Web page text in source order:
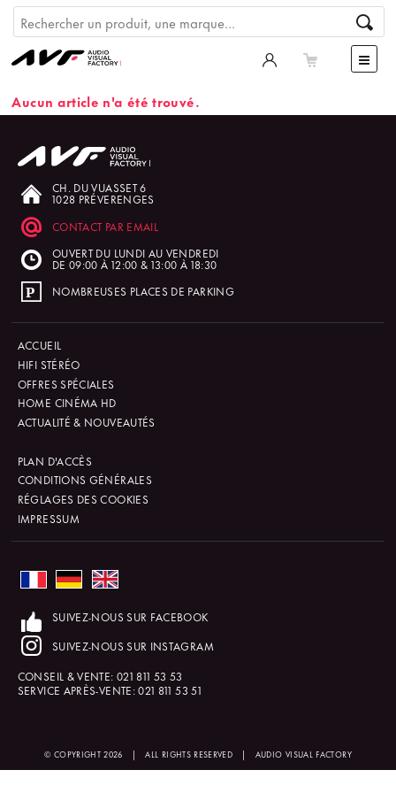
Aucun article n'a été trouvé.
CH. DU VUASSET 6
1028 PRÉVERENGES
CONTACT PAR EMAIL
OUVERT DU LUNDI AU VENDREDI
DE 09:00 À 12:00 & 13:00 À 18:30
NOMBREUSES PLACES DE PARKING
ACCUEIL
HIFI STÉRÉO
OFFRES SPÉCIALES
HOME CINÉMA HD
ACTUALITÉ & NOUVEAUTÉS
PLAN D'ACCÈS
CONDITIONS GÉNÉRALES
RÉGLAGES DES COOKIES
IMPRESSUM
SUIVEZ-NOUS SUR FACEBOOK
SUIVEZ-NOUS SUR INSTAGRAM
CONSEIL & VENTE: 021 811 53 53
SERVICE APRÈS-VENTE:021 811 53 51
© COPYRIGHT 2026 | ALL RIGHTS RESERVED | AUDIO VISUAL FACTORY